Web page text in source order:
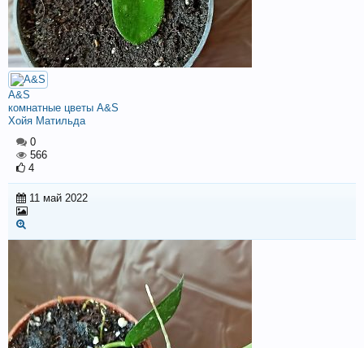
A&S
комнатные цветы A&S
Хойя Матильда
0
566
4
11 май 2022